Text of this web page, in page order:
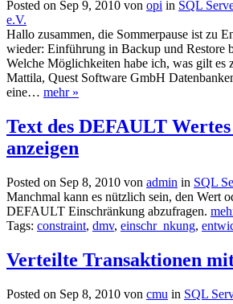
Posted on Sep 9, 2010 von opi in SQL
e.V.
Hallo zusammen, die Sommerpause ist zu
wieder: Einführung in Backup und Restore
Welche Möglichkeiten habe ich, was gilt es
Mattila, Quest Software GmbH
eine… mehr »
Text des DEFAULT
anzeigen
Posted on Sep 8, 2010 von admin in SQL
Manchmal kann es nützlich sein, den Wert
DEFAULT Einschränkung abzufragen.
Tags: constraint, dmv, einschr_nkung,
Verteilte Transaktionen
Posted on Sep 8, 2010 von cmu in SQL